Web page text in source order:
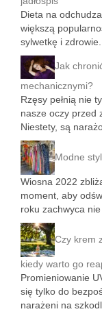
Dieta na
większą
sylwetkę i
Jak
mechanicznymi?
Rzęsy pełnią nie
nasze oczy przed
Niestety, są
Modne
Wiosna 2022
moment, aby
roku zachwyca
Czy krem
kiedy warto go
Promieniowanie
się tylko do
narażeni na